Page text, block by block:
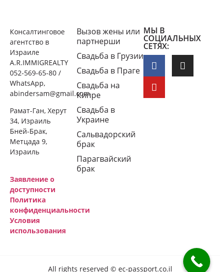
Консалтинговое
агентство в
Израиле
A.R.IMMIGREALTY
052-569-65-80 /
WhatsApp,
abindersam@gmail.com
Рамат-Ган, Херут
34, Израиль
Бней-Брак,
Метцада 9,
Израиль
Заявление о
доступности
Политика
конфиденциальности
Условия
использования
Вызов жены или
партнерши
Свадьба в Грузии
Свадьба в Праге
Свадьба на
Кипре
Свадьба в
Украине
Сальвадорский
брак
Парагвайский
брак
МЫ В
СОЦИАЛЬНЫХ
СЕТЯХ:
All rights reserved © ec-passport.co.il